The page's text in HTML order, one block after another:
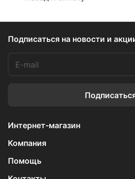
Подписаться на новости и
Интернет-магазин
Компания
Помощь